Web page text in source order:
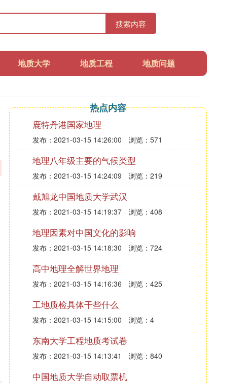
搜索内容
地质大学 地质工程 地质问题
热点内容
鹿特丹港国家地理
发布：2021-03-15 14:26:00 浏览：571
地理八年级主要的气候类型
发布：2021-03-15 14:24:09 浏览：219
戴旭龙中国地质大学武汉
发布：2021-03-15 14:19:37 浏览：408
地理因素对中国文化的影响
发布：2021-03-15 14:18:30 浏览：724
高中地理全解世界地理
发布：2021-03-15 14:16:36 浏览：425
工地质检具体干些什么
发布：2021-03-15 14:15:00 浏览：4
东南大学工程地质考试卷
发布：2021-03-15 14:13:41 浏览：840
中国地质大学自动取票机